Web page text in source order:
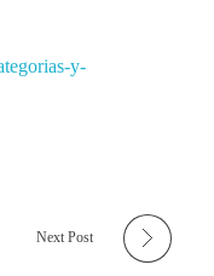
y-
Next Post